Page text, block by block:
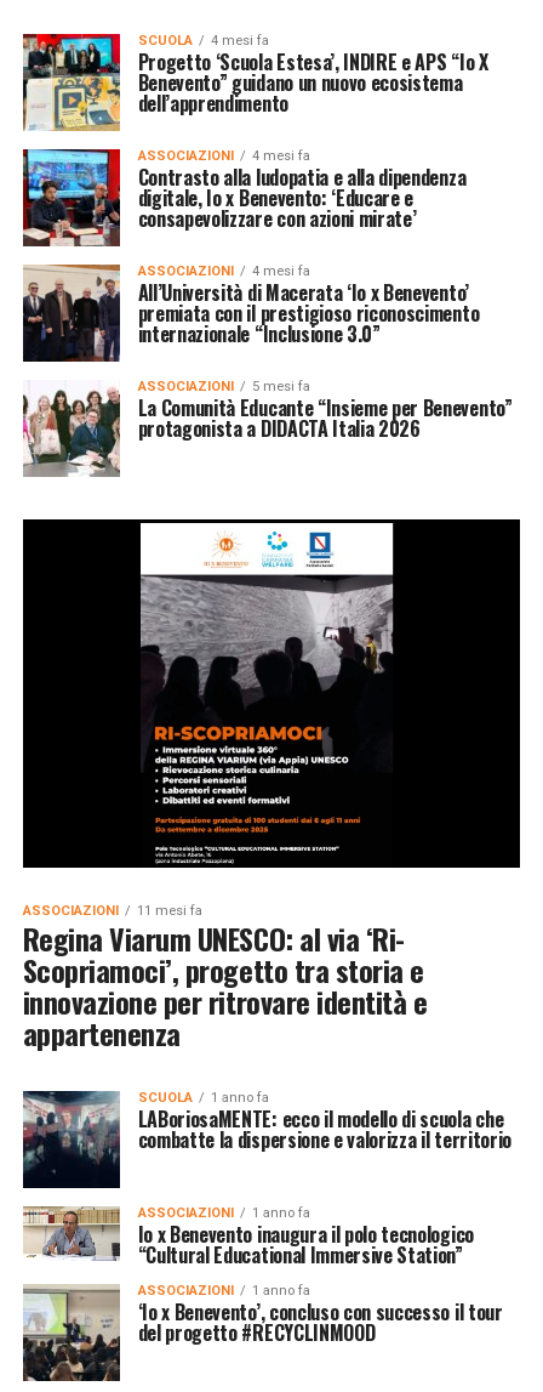
SCUOLA 4 mesi fa
Progetto ‘Scuola Estesa’, INDIRE e APS “Io X
Benevento” guidano un nuovo ecosistema
dell’apprendimento
ASSOCIAZIONI 4 mesi fa
Contrasto alla ludopatia e alla dipendenza
digitale, Io x Benevento: ‘Educare e
consapevolizzare con azioni mirate’
ASSOCIAZIONI 4 mesi fa
All’Università di Macerata ‘Io x Benevento’
premiata con il prestigioso riconoscimento
internazionale “Inclusione 3.0”
ASSOCIAZIONI 5 mesi fa
La Comunità Educante “Insieme per Benevento”
protagonista a DIDACTA Italia 2026
ASSOCIAZIONI 11 mesi fa
Regina Viarum UNESCO: al via ‘Ri-
Scopriamoci’, progetto tra storia e
innovazione per ritrovare identità e
appartenenza
SCUOLA 1 anno fa
LABoriosaMENTE: ecco il modello di scuola che
combatte la dispersione e valorizza il territorio
ASSOCIAZIONI 1 anno fa
Io x Benevento inaugura il polo tecnologico
“Cultural Educational Immersive Station”
ASSOCIAZIONI 1 anno fa
‘Io x Benevento’, concluso con successo il tour
del progetto #RECYCLINMOOD